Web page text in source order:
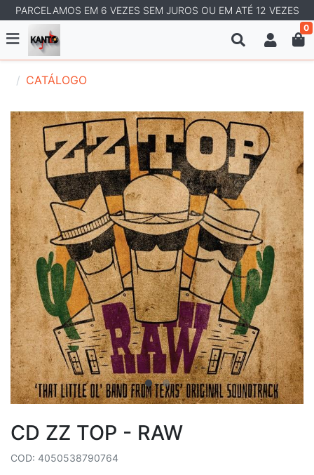
PARCELAMOS EM 6 VEZES SEM JUROS OU EM ATÉ 12 VEZES
0
CATÁLOGO
CD ZZ TOP - RAW
COD: 4050538790764